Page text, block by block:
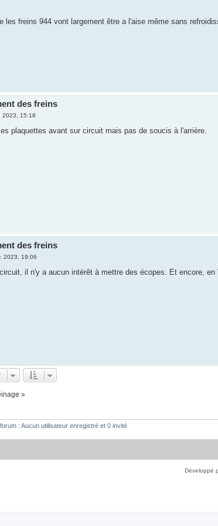
les freins 944 vont largement être a l'aise même sans
des freins
2023, 15:18
plaquettes avant sur circuit mais pas de soucis à l'arrière.
des freins
2023, 19:06
il n'y a aucun intérêt à mettre des écopes. Et encore, en
»
: Aucun utilisateur enregistré et 0 invité
Développé